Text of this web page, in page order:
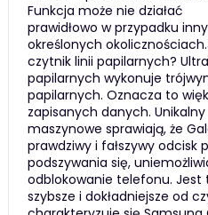
Funkcja może nie działać
prawidłowo w przypadku
określonych
czytnik linii papilarnych?
papilarnych wykonuje
papilarnych. Oznacza to
zapisanych danych.
maszynowe sprawiają, że
prawdziwy i fałszywy odcisk
podszywania się,
odblokowanie telefonu. Jest
szybsze i dokładniejsze od